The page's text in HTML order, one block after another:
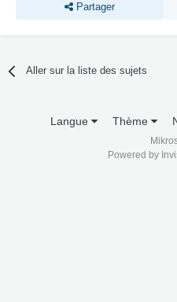
Partager
Aller sur la liste des sujets
Langue Thème
Powered by